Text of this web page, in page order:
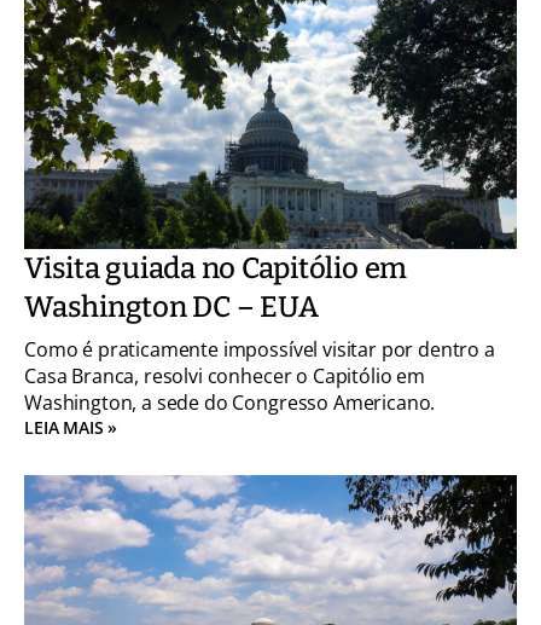
Visita guiada no Capitólio em
Washington DC – EUA
Como é praticamente impossível visitar por dentro a
Casa Branca, resolvi conhecer o Capitólio em
Washington, a sede do Congresso Americano.
LEIA MAIS »